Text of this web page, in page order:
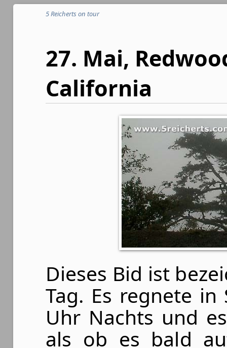
5 Reicherts on tour
27. Mai,
California
Dieses Bid ist
Tag. Es regnete in
Uhr Nachts und
als ob es bald